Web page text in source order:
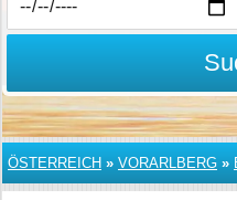
ÖSTERREICH » VORARLBERG »